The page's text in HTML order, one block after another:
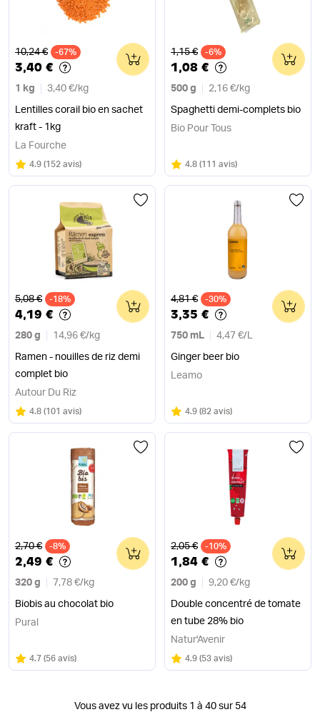
Ancien prix
10,24 € -67%
3,40 €
1 kg 3,40 €/ kg
Lentilles corail bio en sachet
kraft - 1kg
0
La Fourche
Note
4.9 sur 5
(152 avis)
Ancien prix
1,15 € -6%
1,08 €
500 g 2,16 €/ kg
Spaghetti demi-complets bio
0
Bio Pour Tous
Note
4.8 sur 5
(111 avis)
Ancien prix
5,08 € -18%
4,19 €
280 g 14,96 €/ kg
Ramen - nouilles de riz demi
complet bio
0
Autour Du Riz
Note
4.8 sur 5
(101 avis)
Ancien prix
4,81 € -30%
3,35 €
750 mL 4,47 €/ L
Ginger beer bio
0
Leamo
Note
4.9 sur 5
(82 avis)
Ancien prix
2,70 € -8%
2,49 €
320 g 7,78 €/ kg
Biobis au chocolat bio
0
Pural
Note
4.7 sur 5
(56 avis)
Ancien prix
2,05 € -10%
1,84 €
200 g 9,20 €/ kg
Double concentré de tomate
en tube 28% bio
0
Natur'Avenir
Note
4.9 sur 5
(53 avis)
Vous avez vu les produits 1 à 40 sur 54